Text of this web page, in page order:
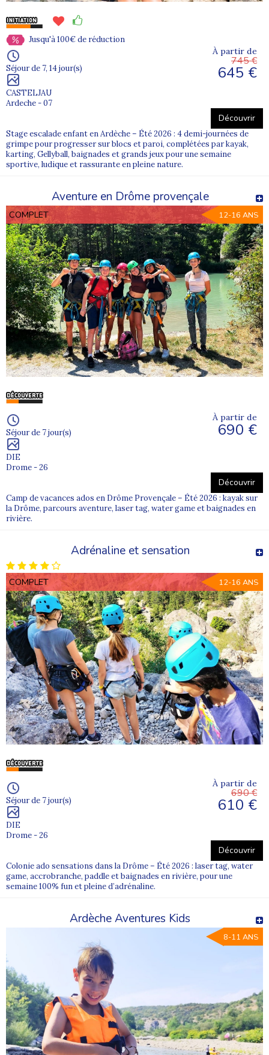
Jusqu'à 100€ de réduction
Séjour de 7, 14 jour(s)
CASTELJAU
Ardeche - 07
À partir de
745 €
645 €
Découvrir
Stage escalade enfant en Ardèche – Été 2026 : 4 demi-journées de
grimpe pour progresser sur blocs et paroi, complétées par kayak,
karting, Gellyball, baignades et grands jeux pour une semaine
sportive, ludique et rassurante en pleine nature.
Aventure en Drôme provençale
COMPLET 12-16 ANS
Séjour de 7 jour(s)
DIE
Drome - 26
À partir de
690 €
Découvrir
Camp de vacances ados en Drôme Provençale – Été 2026 : kayak sur
la Drôme, parcours aventure, laser tag, water game et baignades en
rivière.
Adrénaline et sensation
COMPLET 12-16 ANS
Séjour de 7 jour(s)
DIE
Drome - 26
À partir de
690 €
610 €
Découvrir
Colonie ado sensations dans la Drôme – Été 2026 : laser tag, water
game, accrobranche, paddle et baignades en rivière, pour une
semaine 100% fun et pleine d’adrénaline.
Ardèche Aventures Kids
8-11 ANS